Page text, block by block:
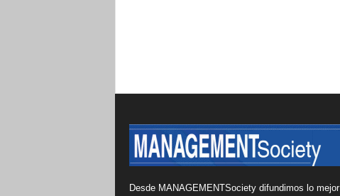
Desde MANAGEMENTSociety difundimos lo mejor